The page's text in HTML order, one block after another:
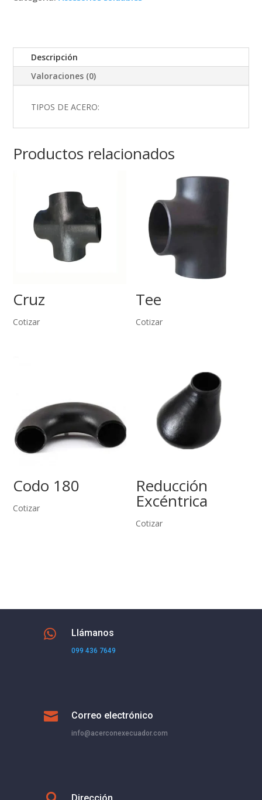
Descripción
Valoraciones (0)
TIPOS DE ACERO:
Productos relacionados
Cruz
Cotizar
Tee
Cotizar
Codo 180
Cotizar
Reducción
Excéntrica
Cotizar
 Llámanos
099 436 7649
 Correo electrónico
info@acerconexecuador.com